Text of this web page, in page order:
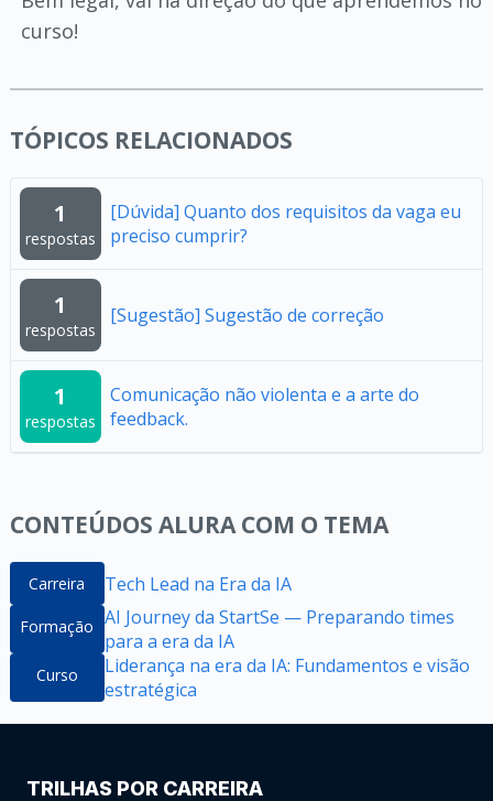
curso!
TÓPICOS RELACIONADOS
1
respostas
[Dúvida] Quanto dos requisitos da vaga eu
preciso cumprir?
1
respostas
[Sugestão] Sugestão de correção
1
respostas
Comunicação não violenta e a arte do
feedback.
CONTEÚDOS ALURA COM O TEMA
Carreira Tech Lead na Era da IA
Formação AI Journey da StartSe — Preparando times
para a era da IA
Curso
Liderança na era da IA: Fundamentos e visão
estratégica​
TRILHAS POR CARREIRA